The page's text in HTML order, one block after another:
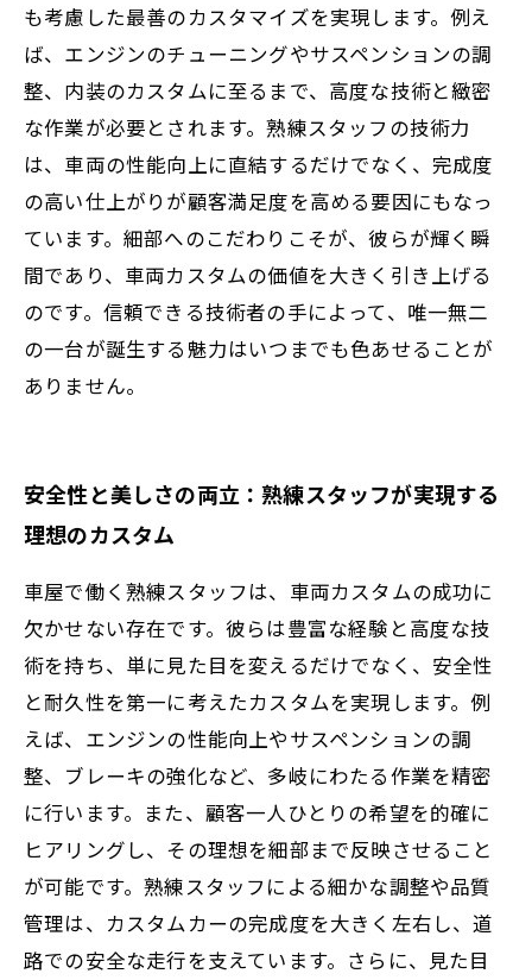
も考慮した最善のカスタマイズを実現します。例え
ば、エンジンのチューニングやサスペンションの調
整、内装のカスタムに至るまで、高度な技術と緻密
な作業が必要とされます。熟練スタッフの技術力
は、車両の性能向上に直結するだけでなく、完成度
の高い仕上がりが顧客満足度を高める要因にもなっ
ています。細部へのこだわりこそが、彼らが輝く瞬
間であり、車両カスタムの価値を大きく引き上げる
のです。信頼できる技術者の手によって、唯一無二
の一台が誕生する魅力はいつまでも色あせることが
ありません。
安全性と美しさの両立：熟練スタッフが実現する
理想のカスタム
車屋で働く熟練スタッフは、車両カスタムの成功に
欠かせない存在です。彼らは豊富な経験と高度な技
術を持ち、単に見た目を変えるだけでなく、安全性
と耐久性を第一に考えたカスタムを実現します。例
えば、エンジンの性能向上やサスペンションの調
整、ブレーキの強化など、多岐にわたる作業を精密
に行います。また、顧客一人ひとりの希望を的確に
ヒアリングし、その理想を細部まで反映させること
が可能です。熟練スタッフによる細かな調整や品質
管理は、カスタムカーの完成度を大きく左右し、道
路での安全な走行を支えています。さらに、見た目